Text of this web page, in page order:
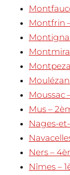
Montfrin
Moussac
Mus –
Nages-
Ners –
Nîmes –